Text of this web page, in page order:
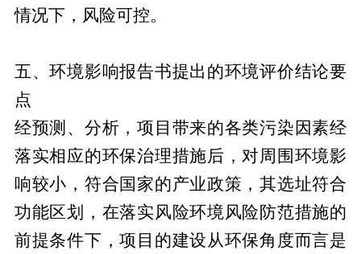
情况下，风险可控。
五、环境影响报告书提出的环境评价结论要
点
经预测、分析，项目带来的各类污染因素经
落实相应的环保治理措施后，对周围环境影
响较小，符合国家的产业政策，其选址符合
功能区划，在落实风险环境风险防范措施的
前提条件下，项目的建设从环保角度而言是